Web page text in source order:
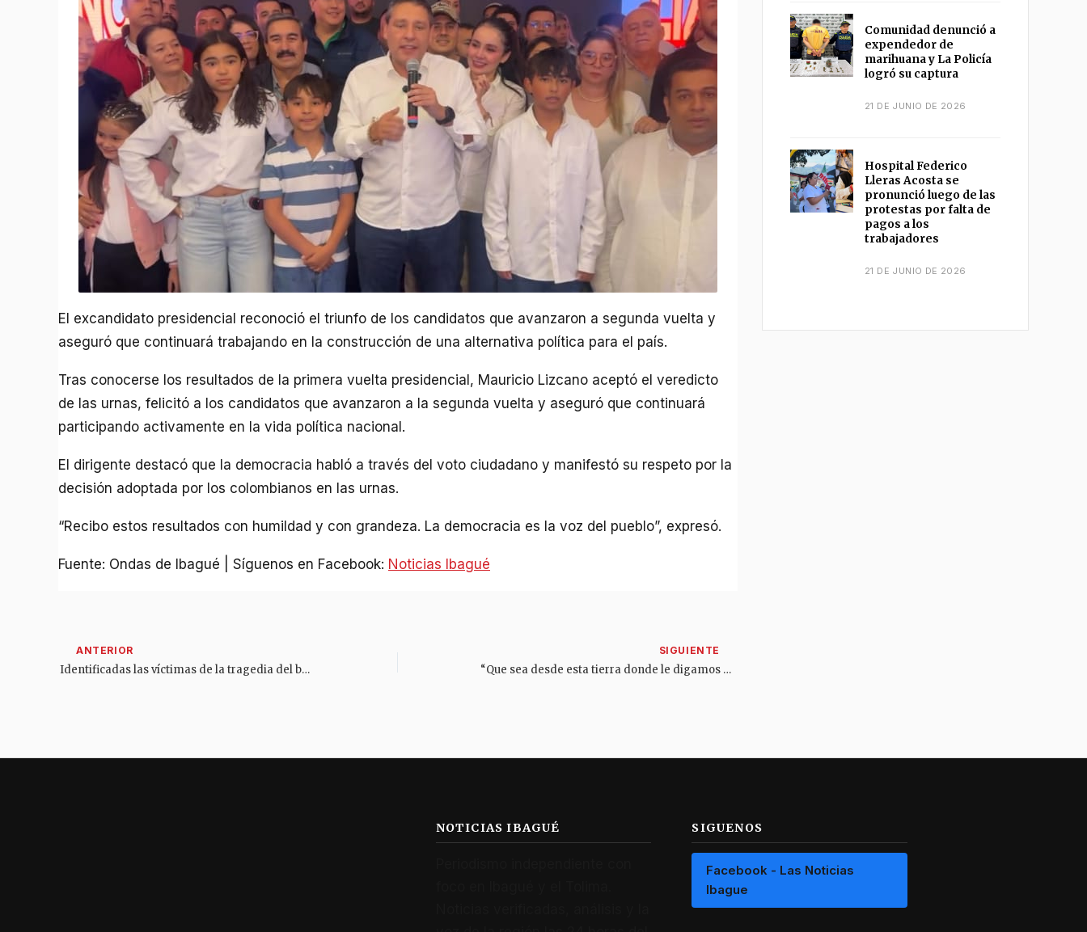
El excandidato presidencial reconoció el triunfo de los candidatos que avanzaron a segunda vuelta y
aseguró que continuará trabajando en la construcción de una alternativa política para el país.
Tras conocerse los resultados de la primera vuelta presidencial, Mauricio Lizcano aceptó el veredicto
de las urnas, felicitó a los candidatos que avanzaron a la segunda vuelta y aseguró que continuará
participando activamente en la vida política nacional.
El dirigente destacó que la democracia habló a través del voto ciudadano y manifestó su respeto por la
decisión adoptada por los colombianos en las urnas.
“Recibo estos resultados con humildad y con grandeza. La democracia es la voz del pueblo”, expresó.
Fuente: Ondas de Ibagué | Síguenos en Facebook: Noticias Ibagué
Identificadas las víctimas de la tragedia del bus de Coomotor en Ibagué “Que sea desde esta tierra donde le digamos a Colombia que todavía hay luz”: gobernadora del Tolima
Comunidad denunció a
expendedor de
marihuana y La Policía
logró su captura
21 DE JUNIO DE 2026
Hospital Federico
Lleras Acosta se
pronunció luego de las
protestas por falta de
pagos a los
trabajadores
21 DE JUNIO DE 2026
NOTICIAS IBAGUÉ SIGUENOS
Facebook - Las Noticias
Ibague